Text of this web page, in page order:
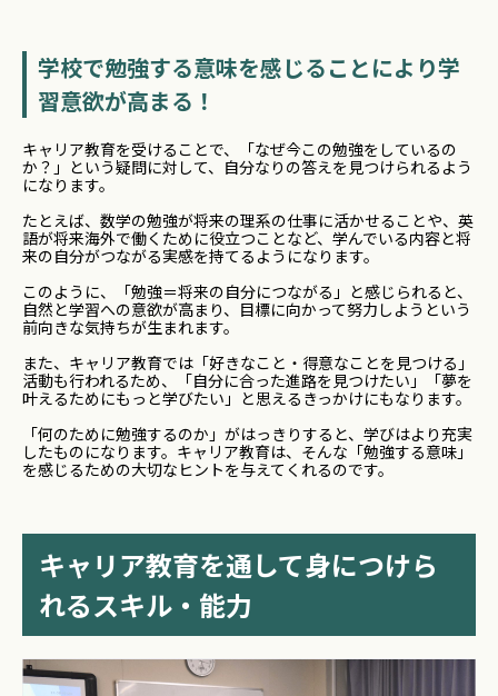
学校で勉強する意味を感じることにより学
習意欲が高まる！
キャリア教育を受けることで、「なぜ今この勉強をしているの
か？」という疑問に対して、自分なりの答えを見つけられるよう
になります。
たとえば、数学の勉強が将来の理系の仕事に活かせることや、英
語が将来海外で働くために役立つことなど、学んでいる内容と将
来の自分がつながる実感を持てるようになります。
このように、「勉強＝将来の自分につながる」と感じられると、
自然と学習への意欲が高まり、目標に向かって努力しようという
前向きな気持ちが生まれます。
また、キャリア教育では「好きなこと・得意なことを見つける」
活動も行われるため、「自分に合った進路を見つけたい」「夢を
叶えるためにもっと学びたい」と思えるきっかけにもなります。
「何のために勉強するのか」がはっきりすると、学びはより充実
したものになります。キャリア教育は、そんな「勉強する意味」
を感じるための大切なヒントを与えてくれるのです。
キャリア教育を通して身につけら
れるスキル・能力